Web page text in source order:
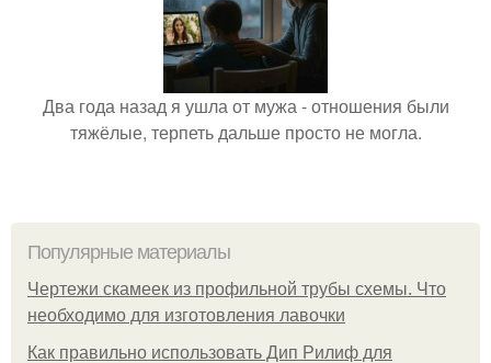
Два года назад я ушла от мужа - отношения были
тяжёлые, терпеть дальше просто не могла.
Популярные материалы
Чертежи скамеек из профильной трубы схемы. Что
необходимо для изготовления лавочки
Как правильно использовать Дип Рилиф для